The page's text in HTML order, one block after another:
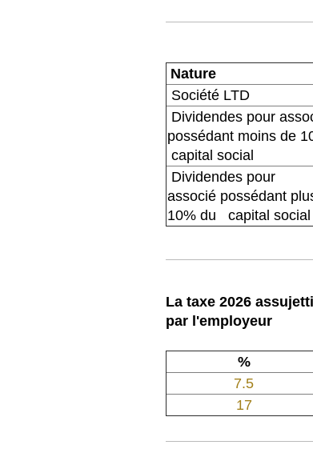
Nature
Société LTD
Dividendes pour
possédant moins de
capital social
Dividendes pour
associé possédant
10% du capital social
La taxe 2026
par l'employeur
%
7.5
17